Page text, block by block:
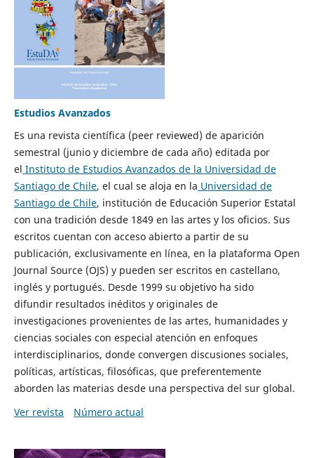
Estudios Avanzados
Es una revista científica (peer reviewed) de aparición
semestral (junio y diciembre de cada año) editada por
el Instituto de Estudios Avanzados de la Universidad de
Santiago de Chile, el cual se aloja en la Universidad de
Santiago de Chile, institución de Educación Superior Estatal
con una tradición desde 1849 en las artes y los oficios. Sus
escritos cuentan con acceso abierto a partir de su
publicación, exclusivamente en línea, en la plataforma Open
Journal Source (OJS) y pueden ser escritos en castellano,
inglés y portugués. Desde 1999 su objetivo ha sido
difundir resultados inéditos y originales de
investigaciones provenientes de las artes, humanidades y
ciencias sociales con especial atención en enfoques
interdisciplinarios, donde convergen discusiones sociales,
políticas, artísticas, filosóficas, que preferentemente
aborden las materias desde una perspectiva del sur global.
Ver revista
Número actual